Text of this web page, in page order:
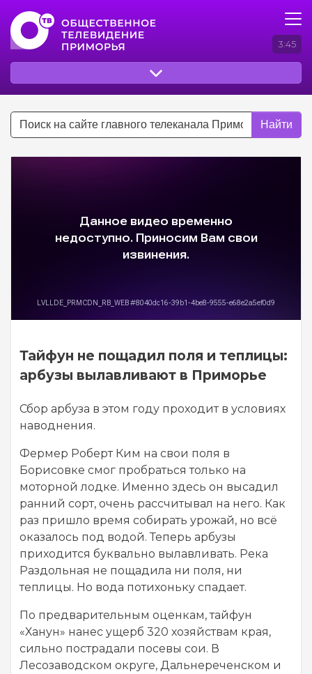
3:45
Найти
Тайфун не пощадил поля и теплицы:
арбузы вылавливают в Приморье
Сбор арбуза в этом году проходит в условиях
наводнения.
Фермер Роберт Ким на свои поля в
Борисовке смог пробраться только на
моторной лодке. Именно здесь он высадил
ранний сорт, очень рассчитывал на него. Как
раз пришло время собирать урожай, но всё
оказалось под водой. Теперь арбузы
приходится буквально вылавливать. Река
Раздольная не пощадила ни поля, ни
теплицы. Но вода потихоньку спадает.
По предварительным оценкам, тайфун
«Ханун» нанес ущерб 320 хозяйствам края,
сильно пострадали посевы сои. В
Лесозаводском округе, Дальнереченском и